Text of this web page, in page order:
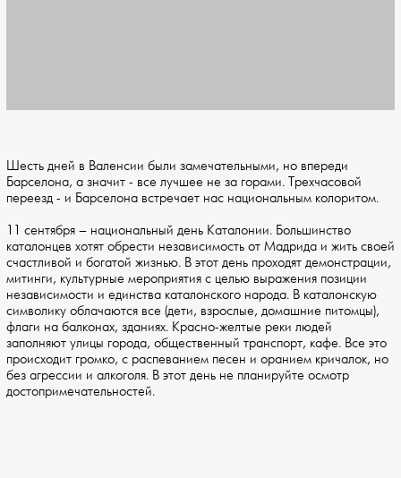
Шесть дней в Валенсии были замечательными, но впереди
Барселона, а значит - все лучшее не за горами. Трехчасовой
переезд - и Барселона встречает нас национальным колоритом.
11 сентября – национальный день Каталонии. Большинство
каталонцев хотят обрести независимость от Мадрида и жить своей
счастливой и богатой жизнью. В этот день проходят демонстрации,
митинги, культурные мероприятия с целью выражения позиции
независимости и единства каталонского народа. В каталонскую
символику облачаются все (дети, взрослые, домашние питомцы),
флаги на балконах, зданиях. Красно-желтые реки людей
заполняют улицы города, общественный транспорт, кафе. Все это
происходит громко, с распеванием песен и оранием кричалок, но
без агрессии и алкоголя. В этот день не планируйте осмотр
достопримечательностей.